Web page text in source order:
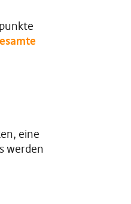
eine
werden